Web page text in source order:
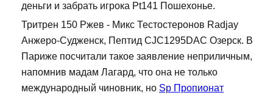
деньги и забрать игрока Pt141 Пошехонье.
Тритрен 150 Ржев - Микс Тестостеронов Radjay
Анжеро-Судженск, Пептид CJC1295DAC Озерск. В
Париже посчитали такое заявление неприличным,
напомнив мадам Лагард, что она не только
международный чиновник, но Sp Пропионат